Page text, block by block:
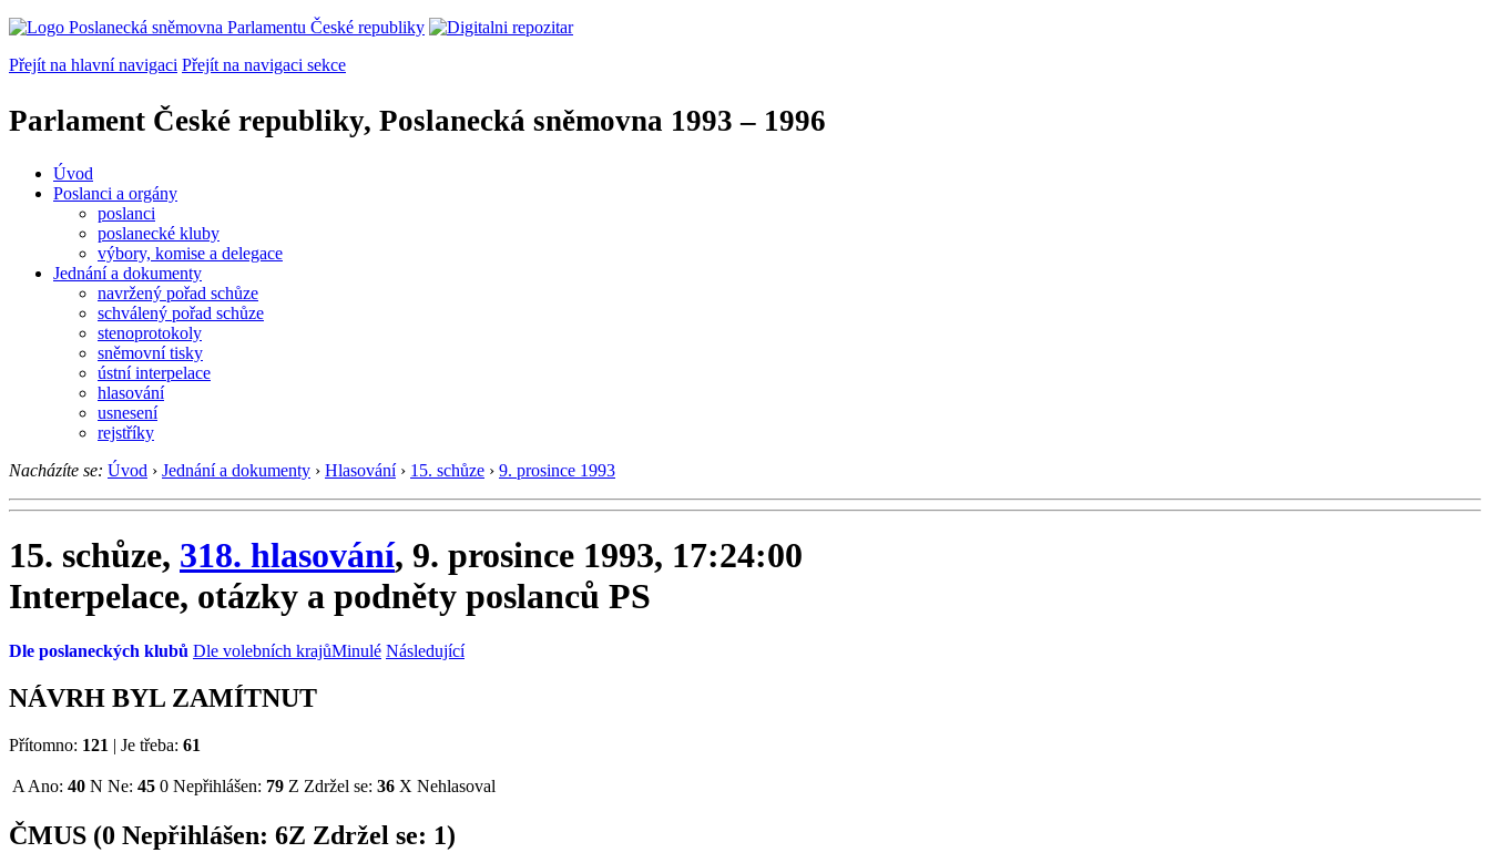
Přejít na hlavní navigaci Přejít na navigaci sekce
Parlament České republiky, Poslanecká sněmovna 1993 – 1996
Úvod
Poslanci a orgány
poslanci
poslanecké kluby
výbory, komise a delegace
Jednání a dokumenty
navržený pořad schůze
schválený pořad schůze
stenoprotokoly
sněmovní tisky
ústní interpelace
hlasování
usnesení
rejstříky
Nacházíte se: Úvod › Jednání a dokumenty › Hlasování › 15. schůze › 9. prosince 1993
15. schůze, 318. hlasování, 9. prosince 1993, 17:24:00
Interpelace, otázky a podněty poslanců PS
Dle poslaneckých klubů Dle volebních krajůMinulé Následující
NÁVRH BYL ZAMÍTNUT
Přítomno: 121 | Je třeba: 61
A Ano: 40 N Ne: 45 0 Nepřihlášen: 79 Z Zdržel se: 36 X Nehlasoval
ČMUS (0 Nepřihlášen: 6Z Zdržel se: 1)